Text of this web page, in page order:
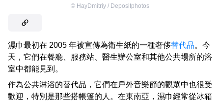
© HayDmitriy / Depositphotos
濕巾最初在 2005 年被宣傳為衛生紙的一種奢侈替代品。今
天，它們在餐廳、服務站、醫生辦公室和其他公共場所的浴
室中都能見到。
作為公共淋浴的替代品，它們在戶外音樂節的觀眾中也很受
歡迎，特別是那些搭帳篷的人。在東南亞，濕巾經常從冰箱